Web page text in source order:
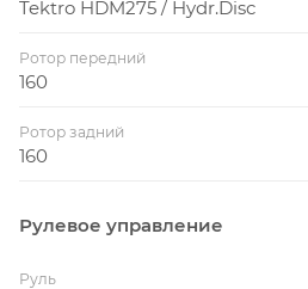
Tektro HDM275 / Hydr.Disc
Ротор передний
160
Ротор задний
160
Рулевое управление
Руль